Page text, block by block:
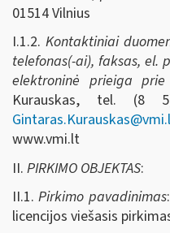
01514 Vilnius
I.1.2. Kontaktiniai
telefonas(-ai), faksas, el.
elektroninė prieiga prie
Kurauskas, tel. (8
www.vmi.lt
II. PIRKIMO OBJEKTAS:
II.1.Pirkimo pavadinimas
licencijos viešasis